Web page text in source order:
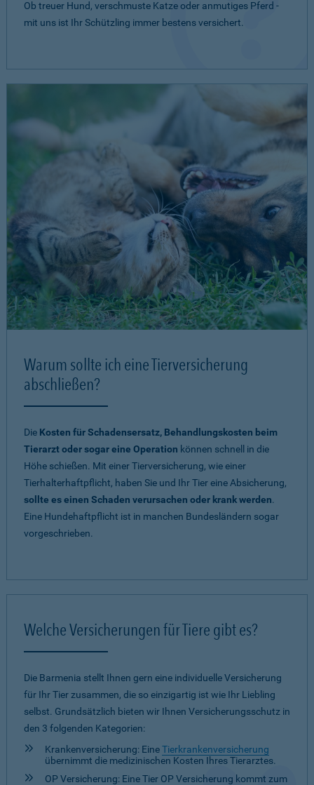
Ob treuer Hund, verschmuste Katze oder anmutiges Pferd -
mit uns ist Ihr Schützling immer bestens versichert.
Warum sollte ich eine Tierversicherung
abschließen?
Die Kosten für Schadensersatz, Behandlungskosten beim
Tierarzt oder sogar eine Operation können schnell in die
Höhe schießen. Mit einer Tierversicherung, wie einer
Tierhalterhaftpflicht, haben Sie und Ihr Tier eine Absicherung,
sollte es einen Schaden verursachen oder krank werden.
Eine Hundehaftpflicht ist in manchen Bundesländern sogar
vorgeschrieben.
Welche Versicherungen für Tiere gibt es?
Die Barmenia stellt Ihnen gern eine individuelle Versicherung
für Ihr Tier zusammen, die so einzigartig ist wie Ihr Liebling
selbst. Grundsätzlich bieten wir Ihnen Versicherungsschutz in
den 3 folgenden Kategorien:
Krankenversicherung: EineTierkrankenversicherung
übernimmt die medizinischen Kosten Ihres Tierarztes.
OP Versicherung: Eine Tier OP Versicherung kommt zum